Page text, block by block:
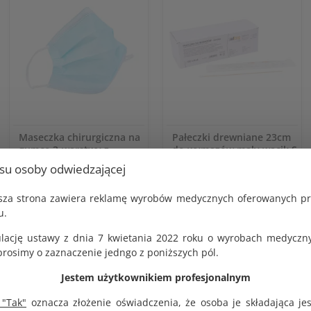
osoby odwiedzającej
strona zawiera reklamę wyrobów medycznych oferowanych
ustawy z dnia 7 kwietania 2022 roku o wyrobach
o zaznaczenie jedngo z poniższych pól.
Jestem użytkownikiem profesjonalnym
oznacza złożenie oświadczenia, że osoba je składająca
Maseczka chirurgiczna na
gumce 3-warstwy z
usztywnieniem na nos op.
50 szt.
G1431
10.26 zł
NETTO
9.50 zł
Pałeczki drewniane 23cm
do wymazów mały wacik S
BRUTTO
NETTO
25.00 zł